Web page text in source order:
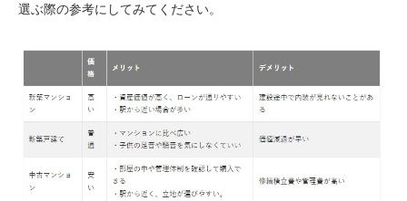
選ぶ際の参考にしてみてください。